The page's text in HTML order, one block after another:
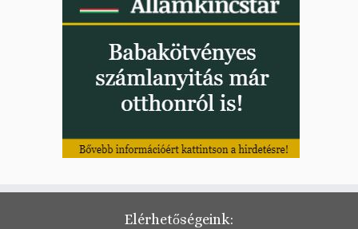
Elérhetőségeink: